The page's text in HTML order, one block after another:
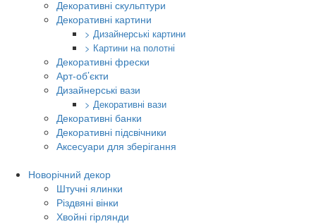
Декоративні скульптури
Декоративні картини
> Дизайнерські картини
> Картини на полотні
Декоративні фрески
Арт-об’єкти
Дизайнерські вази
> Декоративні вази
Декоративні банки
Декоративні підсвічники
Аксесуари для зберігання
Новорічний декор
Штучні ялинки
Різдвяні вінки
Хвойні гірлянди